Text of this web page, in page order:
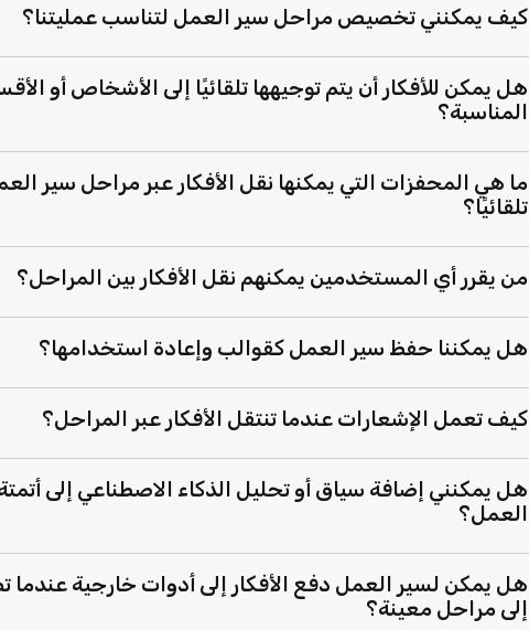
كيف يمكنني تخصيص مراحل سير العمل لتناسب عمليتنا؟
هل يمكن للأفكار أن يتم توجيهها تلقائيًا إلى الأشخاص أو
المناسبة؟
ما هي المحفزات التي يمكنها نقل الأفكار عبر مراحل سير
تلقائيًا؟
من يقرر أي المستخدمين يمكنهم نقل الأفكار بين المراحل؟
هل يمكننا حفظ سير العمل كقوالب وإعادة استخدامها؟
كيف تعمل الإشعارات عندما تنتقل الأفكار عبر المراحل؟
هل يمكنني إضافة سياق أو تحليل الذكاء الاصطناعي إلى
العمل؟
هل يمكن لسير العمل دفع الأفكار إلى أدوات خارجية عندما
إلى مراحل معينة؟